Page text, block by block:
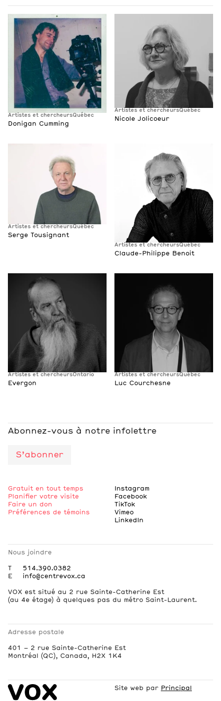
Artistes et chercheursQuébec
Donigan Cumming
Artistes et chercheursQuébec
Nicole Jolicoeur
Artistes et chercheursQuébec
Serge Tousignant
Artistes et chercheursQuébec
Claude-Philippe Benoit
Artistes et chercheursOntario
Evergon
Artistes et chercheursQuébec
Luc Courchesne
Abonnez-vous à notre infolettre
S’abonner
Gratuit en tout temps
Planifier votre visite
Faire un don
Préférences de témoins
Instagram
Facebook
TikTok
Vimeo
LinkedIn
Nous joindre
T
514.390.0382
E
info@centrevox.ca
VOX est situé au 2 rue Sainte-Catherine Est
(au 4e étage) à quelques pas du métro Saint-Laurent.
Adresse postale
401 – 2 rue Sainte-Catherine Est
Montréal (QC), Canada, H2X 1K4
Site web par Principal